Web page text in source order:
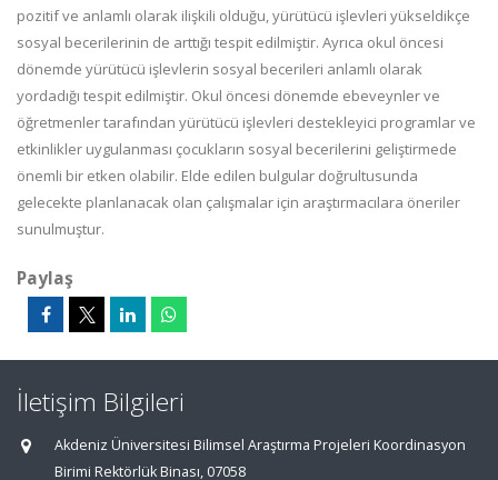
pozitif ve anlamlı olarak ilişkili olduğu, yürütücü işlevleri yükseldikçe
sosyal becerilerinin de arttığı tespit edilmiştir. Ayrıca okul öncesi
dönemde yürütücü işlevlerin sosyal becerileri anlamlı olarak
yordadığı tespit edilmiştir. Okul öncesi dönemde ebeveynler ve
öğretmenler tarafından yürütücü işlevleri destekleyici programlar ve
etkinlikler uygulanması çocukların sosyal becerilerini geliştirmede
önemli bir etken olabilir. Elde edilen bulgular doğrultusunda
gelecekte planlanacak olan çalışmalar için araştırmacılara öneriler
sunulmuştur.
Paylaş
İletişim Bilgileri
Akdeniz Üniversitesi Bilimsel Araştırma Projeleri Koordinasyon
Birimi Rektörlük Binası, 07058